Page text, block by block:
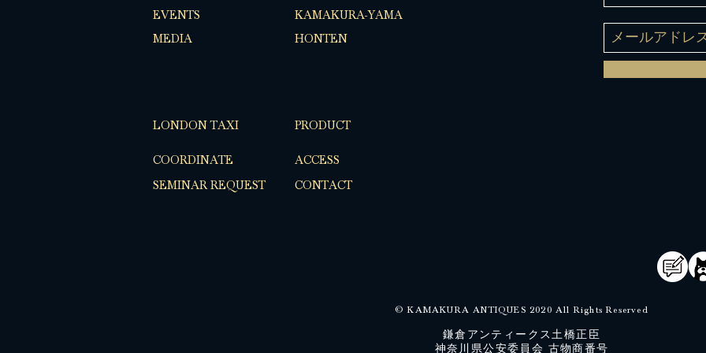
EVENTS
MEDIA
KAMAKURA-YAMA
HONTEN
LONDON TAXI
COORDINATE
SEMINAR REQUEST
PRODUCT
ACCESS
CONTACT
© KAMAKURA ANTIQUES 2020 All Rights Reserved
鎌倉アンティークス土橋正臣
神奈川県公安委員会 古物商番号